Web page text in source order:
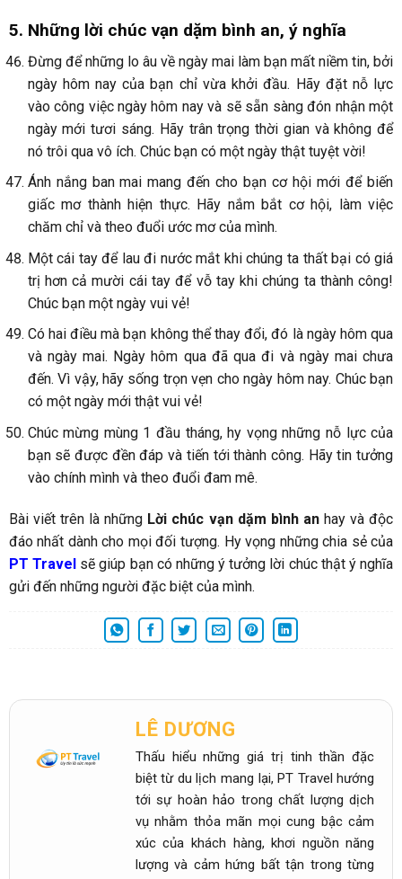
5. Những lời chúc vạn dặm bình an, ý nghĩa
Đừng để những lo âu về ngày mai làm bạn mất niềm tin, bởi
ngày hôm nay của bạn chỉ vừa khởi đầu. Hãy đặt nỗ lực
vào công việc ngày hôm nay và sẽ sẵn sàng đón nhận một
ngày mới tươi sáng. Hãy trân trọng thời gian và không để
nó trôi qua vô ích. Chúc bạn có một ngày thật tuyệt vời!
Ánh nắng ban mai mang đến cho bạn cơ hội mới để biến
giấc mơ thành hiện thực. Hãy nắm bắt cơ hội, làm việc
chăm chỉ và theo đuổi ước mơ của mình.
Một cái tay để lau đi nước mắt khi chúng ta thất bại có giá
trị hơn cả mười cái tay để vỗ tay khi chúng ta thành công!
Chúc bạn một ngày vui vẻ!
Có hai điều mà bạn không thể thay đổi, đó là ngày hôm qua
và ngày mai. Ngày hôm qua đã qua đi và ngày mai chưa
đến. Vì vậy, hãy sống trọn vẹn cho ngày hôm nay. Chúc bạn
có một ngày mới thật vui vẻ!
Chúc mừng mùng 1 đầu tháng, hy vọng những nỗ lực của
bạn sẽ được đền đáp và tiến tới thành công. Hãy tin tưởng
vào chính mình và theo đuổi đam mê.
Bài viết trên là những Lời chúc vạn dặm bình an hay và độc
đáo nhất dành cho mọi đối tượng. Hy vọng những chia sẻ của
PT Travelsẽ giúp bạn có những ý tưởng lời chúc thật ý nghĩa
gửi đến những người đặc biệt của mình.
LÊ DƯƠNG
Thấu hiểu những giá trị tinh thần đặc
biệt từ du lịch mang lại, PT Travel hướng
tới sự hoàn hảo trong chất lượng dịch
vụ nhằm thỏa mãn mọi cung bậc cảm
xúc của khách hàng, khơi nguồn năng
lượng và cảm hứng bất tận trong từng